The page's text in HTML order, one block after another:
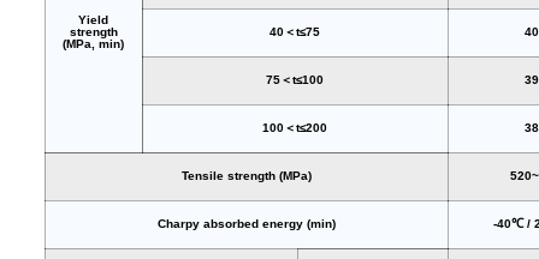
Yield
strength
(MPa, min)
40＜t≤75
75＜t≤100
100＜t≤200
Tensile strength (MPa)
Charpy absorbed energy (min) -40℃ /